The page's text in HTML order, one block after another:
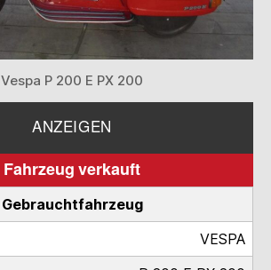
Vespa P 200 E PX 200
ANZEIGEN
Fahrzeug verkauft
Gebrauchtfahrzeug
VESPA